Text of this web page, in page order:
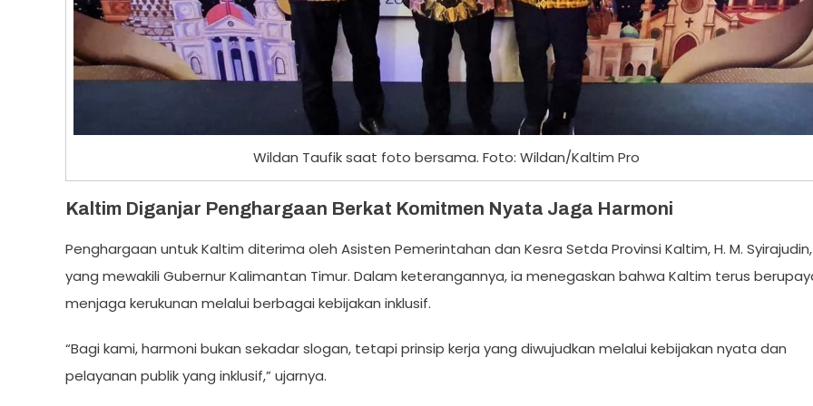
Wildan Taufik saat foto bersama. Foto: Wildan/Kaltim Pro
Kaltim Diganjar Penghargaan Berkat Komitmen Nyata Jaga Harmoni
Penghargaan untuk Kaltim diterima oleh Asisten Pemerintahan dan Kesra Setda Provinsi Kaltim, H. M. Syirajudin,
yang mewakili Gubernur Kalimantan Timur. Dalam keterangannya, ia menegaskan bahwa Kaltim terus
menjaga kerukunan melalui berbagai kebijakan inklusif.
“Bagi kami, harmoni bukan sekadar slogan, tetapi prinsip kerja yang diwujudkan melalui kebijakan nyata dan
pelayanan publik yang inklusif,” ujarnya.